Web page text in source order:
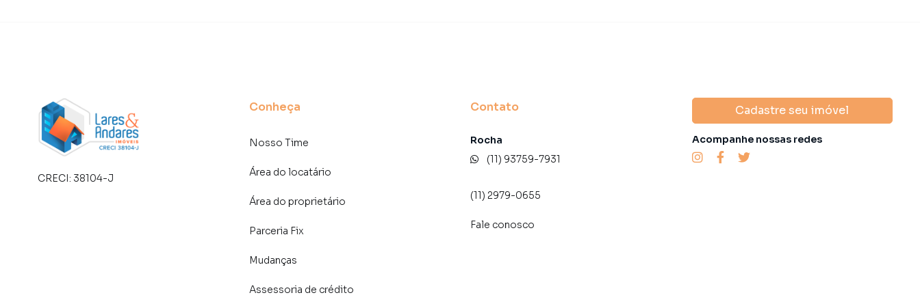
CRECI: 38104-J
Conheça
Nosso Time
Área do locatário
Área do proprietário
Parceria Fix
Mudanças
Assessoria de crédito
Contato
Rocha
(11) 93759-7931
(11) 2979-0655
Fale conosco
Cadastre seu imóvel
Acompanhe nossas redes